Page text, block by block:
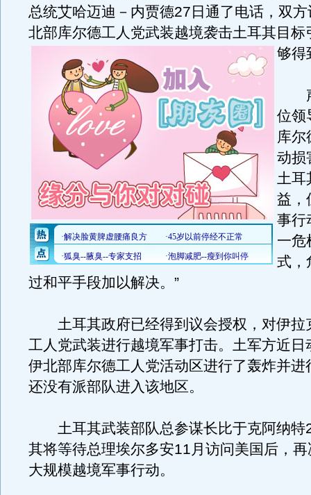
总统艾哈迈迪－内贾德27日通了电话，双
北部库尔德工人党武装越境袭击土耳其目标
够得
声
位领
库尔
动损
土耳
益，
事行
一危
式，
过和平手段加以解决。”
土耳其政府已经得到议会授权，对伊拉
工人党武装进行越境军事打击。土军方近日
伊北部库尔德工人党活动区进行了轰炸并进
还没有派部队进入该地区。
土耳其武装部队总参谋长比于克阿纳特
其将等待总理埃尔多安11月访问美国后，
大规模越境军事行动。